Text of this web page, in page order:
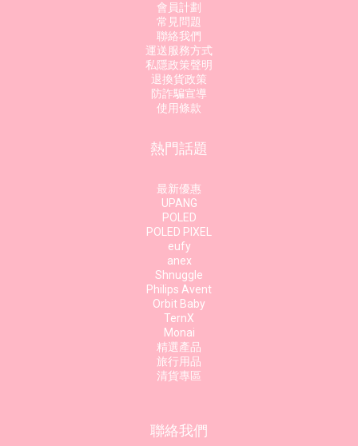
會員計劃
常見問題
聯絡我們
運送服務方式
私隱政策聲明
退換貨政策
防詐騙宣導
使用條款
熱門話題
最新優惠
UPANG
POLED
POLED PIXEL
eufy
anex
Shnuggle
Philips Avent
Orbit Baby
TernX
Monai
精選產品
旅行用品
清貨專區
聯絡我們